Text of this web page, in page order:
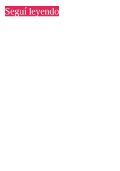
Seguí leyendo“Bar